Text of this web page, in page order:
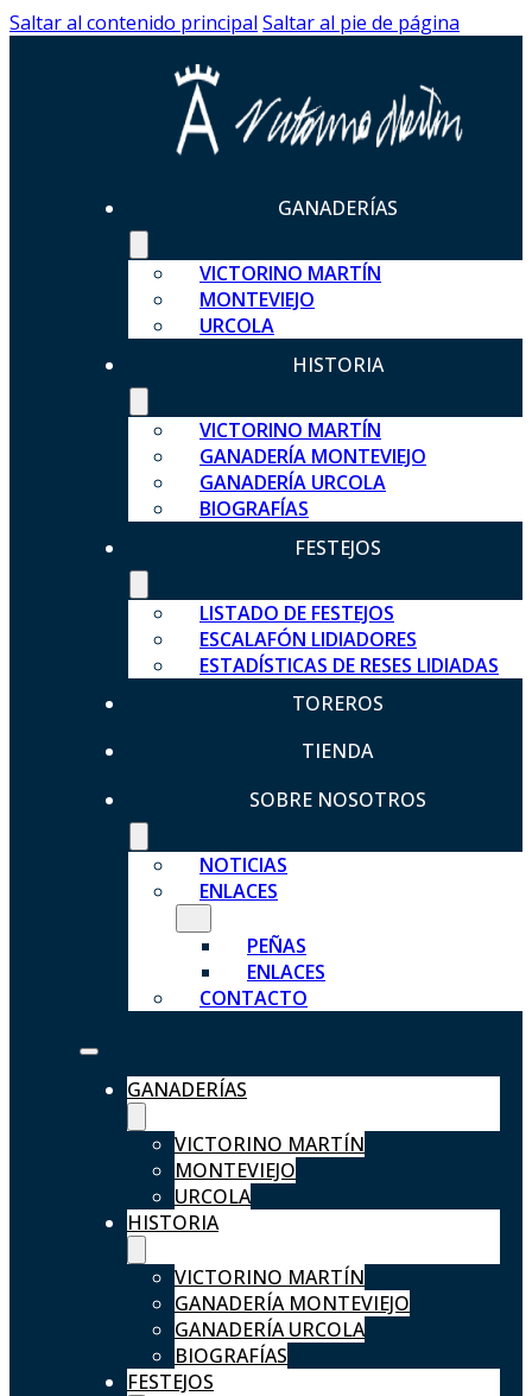
Saltar al contenido principal Saltar al pie de página
GANADERÍAS
VICTORINO MARTÍN
MONTEVIEJO
URCOLA
HISTORIA
VICTORINO MARTÍN
GANADERÍA MONTEVIEJO
GANADERÍA URCOLA
BIOGRAFÍAS
FESTEJOS
LISTADO DE FESTEJOS
ESCALAFÓN LIDIADORES
ESTADÍSTICAS DE RESES LIDIADAS
TOREROS
TIENDA
SOBRE NOSOTROS
NOTICIAS
ENLACES
PEÑAS
ENLACES
CONTACTO
GANADERÍAS
VICTORINO MARTÍN
MONTEVIEJO
URCOLA
HISTORIA
VICTORINO MARTÍN
GANADERÍA MONTEVIEJO
GANADERÍA URCOLA
BIOGRAFÍAS
FESTEJOS